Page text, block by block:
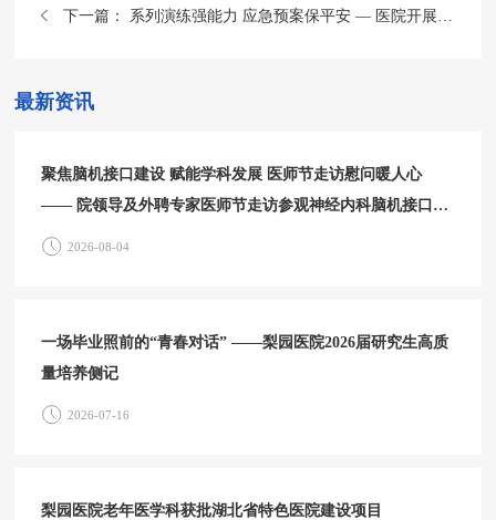
下一篇：
最新资讯
聚焦脑机接口建设 赋能学科发展 医师节走访慰问暖人心
—— 院领导及外聘专家医师节走访参观神经内科脑机接口中
心
2026-08-04
一场毕业照前的“青春对话” ——梨园医院2026届研究生高质
量培养侧记
2026-07-16
梨园医院老年医学科获批湖北省特色医院建设项目